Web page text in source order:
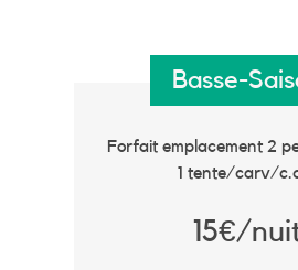
Basse-
Forfait emplacement 2
1 tente/carv/
15€/